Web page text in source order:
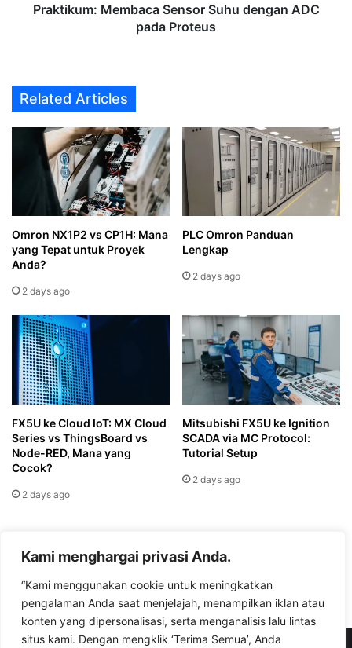
Kami menghargai privasi Anda.
“Kami menggunakan cookie untuk meningkatkan
pengalaman Anda saat menjelajah, menampilkan iklan atau
konten yang dipersonalisasi, serta menganalisis lalu lintas
situs kami. Dengan mengklik ‘Terima Semua’, Anda
Praktikum: Membaca Sensor Suhu dengan ADC
pada Proteus
Related Articles
Omron NX1P2 vs CP1H: Mana
yang Tepat untuk Proyek
Anda?
2 days ago
PLC Omron Panduan
Lengkap
2 days ago
FX5U ke Cloud IoT: MX Cloud
Series vs ThingsBoard vs
Node-RED, Mana yang
Cocok?
2 days ago
Mitsubishi FX5U ke Ignition
SCADA via MC Protocol:
Tutorial Setup
2 days ago
Leave a Reply
You must belogged in